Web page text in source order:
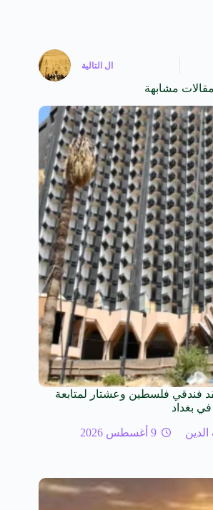
ال التالية
مقالات مشابهة
فندقي فلسطين وعشتار لمتابعة
في بغداد
9 أغسطس 2026